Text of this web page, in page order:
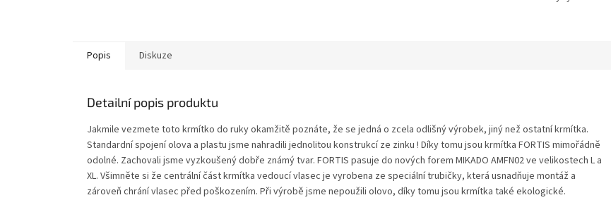
Popis Diskuze
Detailní popis produktu
Jakmile vezmete toto krmítko do ruky okamžitě poznáte, že se jedná o zcela odlišný výrobek, jiný než ostatní krmítka.
Standardní spojení olova a plastu jsme nahradili jednolitou konstrukcí ze zinku ! Díky tomu jsou krmítka FORTIS mimořádně
odolné. Zachovali jsme vyzkoušený dobře známý tvar. FORTIS pasuje do nových forem MIKADO AMFN02 ve velikostech L a
XL. Všimněte si že centrální část krmítka vedoucí vlasec je vyrobena ze speciální trubičky, která usnadňuje montáž a
zároveň chrání vlasec před poškozením. Při výrobě jsme nepoužili olovo, díky tomu jsou krmítka také ekologické.